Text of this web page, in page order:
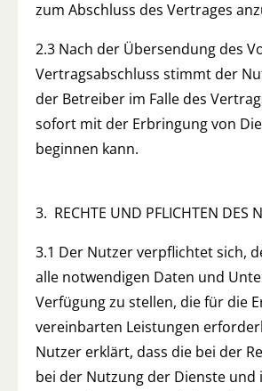
zum Abschluss des Vertrages
2.3 Nach der Übersendung des
Vertragsabschluss stimmt der
der Betreiber im Falle des
sofort mit der Erbringung von
beginnen kann.
3. RECHTE UND PFLICHTEN DES
3.1 Der Nutzer verpflichtet sich,
alle notwendigen Daten und
Verfügung zu stellen, die für die
vereinbarten Leistungen
Nutzer erklärt, dass die bei der
bei der Nutzung der Dienste und